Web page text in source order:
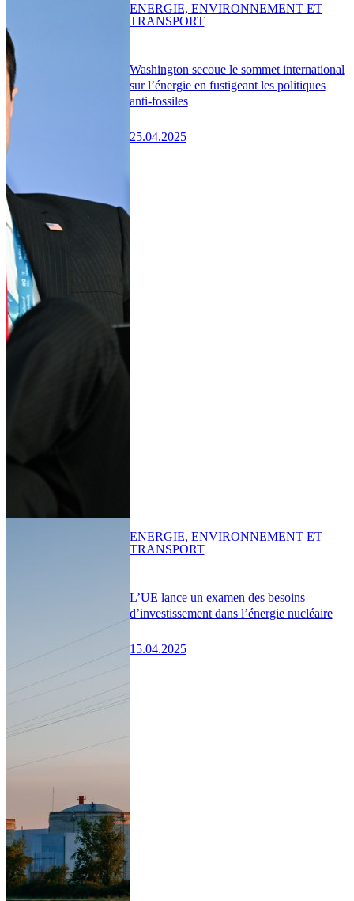
Washington secoue le sommet international
sur l’énergie en fustigeant les politiques
anti-fossiles
25.04.2025
ENERGIE, ENVIRONNEMENT ET
TRANSPORT
L’UE lance un examen des besoins
d’investissement dans l’énergie nucléaire
15.04.2025
ENERGIE, ENVIRONNEMENT ET
TRANSPORT